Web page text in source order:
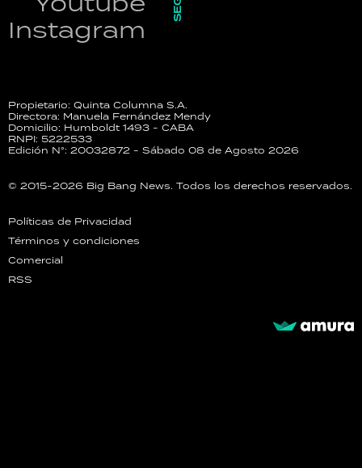
Instagram
Propietario: Quinta Columna S.A.
Directora: Manuela Fernández Mendy
Domicilio: Humboldt 1493 - CABA
RNPI: 5222533
Edición N°: 20032872 - Sábado 08 de Agosto 2026
© 2015-2026 Big Bang News. Todos los derechos reservados.
Políticas de Privacidad
Términos y condiciones
Comercial
RSS